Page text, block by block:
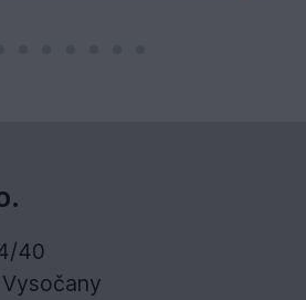
40